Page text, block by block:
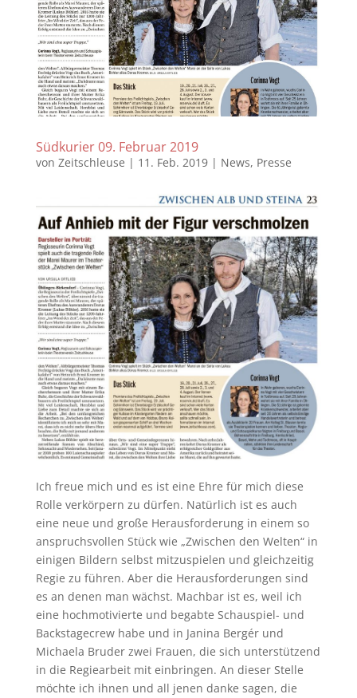
Südkurier 09. Februar 2019
von Zeitschleuse | 11. Feb. 2019| News, Presse
Ich freue mich und es ist eine Ehre für mich diese
Rolle verkörpern zu dürfen. Natürlich ist es auch
eine neue und große Herausforderung in einem so
anspruchsvollen Stück wie „Zwischen den Welten“ in
einigen Bildern selbst mitzuspielen und gleichzeitig
Regie zu führen. Aber die Herausforderungen sind
es an denen man wächst. Machbar ist es, weil ich
eine hochmotivierte und begabte Schauspiel- und
Backstagecrew habe und in Janina Bergér und
Michaela Bruder zwei Frauen, die sich unterstützend
in die Regiearbeit mit einbringen. An dieser Stelle
möchte ich ihnen und all jenen danke sagen, die